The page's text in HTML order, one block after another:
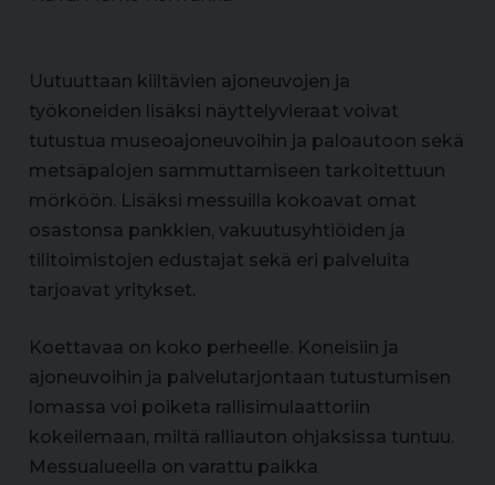
Uutuuttaan kiiltävien ajoneuvojen ja
työkoneiden lisäksi näyttelyvieraat voivat
tutustua museoajoneuvoihin ja paloautoon sekä
metsäpalojen sammuttamiseen tarkoitettuun
mörköön. Lisäksi messuilla kokoavat omat
osastonsa pankkien, vakuutusyhtiöiden ja
tilitoimistojen edustajat sekä eri palveluita
tarjoavat yritykset.
Koettavaa on koko perheelle. Koneisiin ja
ajoneuvoihin ja palvelutarjontaan tutustumisen
lomassa voi poiketa rallisimulaattoriin
kokeilemaan, miltä ralliauton ohjaksissa tuntuu.
Messualueella on varattu paikka